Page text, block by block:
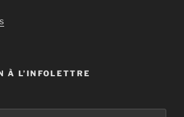
À L’INFOLETTRE